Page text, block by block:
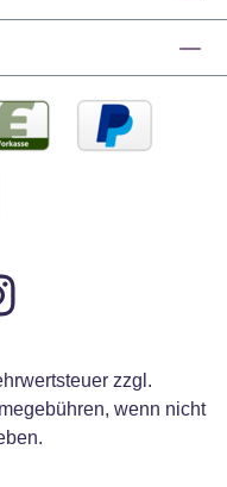
zzgl.
wenn nicht